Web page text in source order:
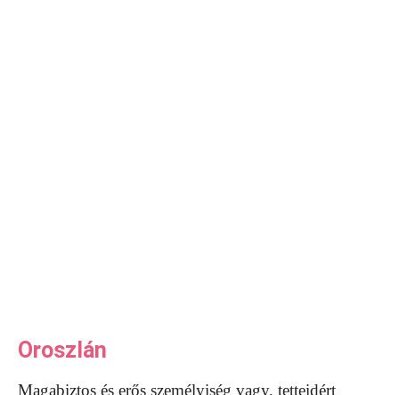
Oroszlán
Magabiztos és erős személyiség vagy, tetteidért